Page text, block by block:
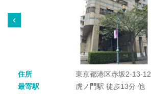
住所
東京都港区赤坂2-13-12
最寄駅
虎ノ門駅 徒歩13分 他